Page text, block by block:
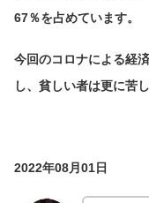
67％を占めています。
今回のコロナによる経
し、貧しい者は更に苦
2022年08月01日